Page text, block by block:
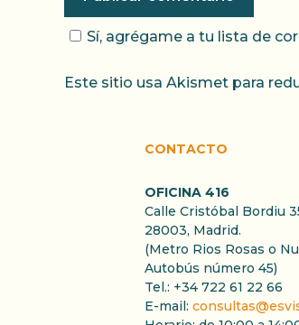
Sí, agrégame a tu lista de
Este sitio usa Akismet para
CONTACTO
OFICINA 416
Calle Cristóbal Bordiu
28003, Madrid.
(Metro Rios Rosas o
Autobús número 45)
Tel.: +34 722 61 22 66
E-mail: